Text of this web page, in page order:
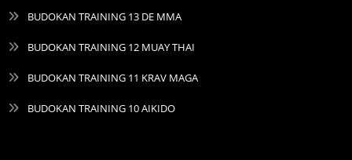
BUDOKAN TRAINING 13 DE MMA
BUDOKAN TRAINING 12 MUAY THAI
BUDOKAN TRAINING 11 KRAV MAGA
BUDOKAN TRAINING 10 AIKIDO